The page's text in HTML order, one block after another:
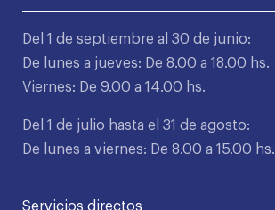
Del 1 de septiembre al 30 de junio:
De lunes a jueves: De 8.00 a 18.00 hs.
Viernes: De 9.00 a 14.00 hs.
Del 1 de julio hasta el 31 de agosto:
De lunes a viernes: De 8.00 a 15.00 hs.
Servicios directos